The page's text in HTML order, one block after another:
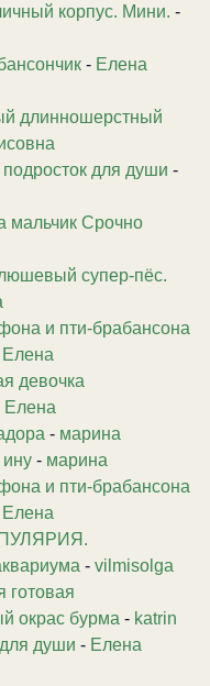
корпус. Мини. -
- Елена
длинношерстный
для души -
мальчик Срочно
супер-пёс.
и пти-брабансона
Елена
девочка
Елена
- марина
ину - марина
и пти-брабансона
Елена
- vilmisolga
окрас бурма - katrin
души - Елена